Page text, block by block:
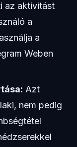
az aktivitást
a
a
Weben
Azt
nem pedig